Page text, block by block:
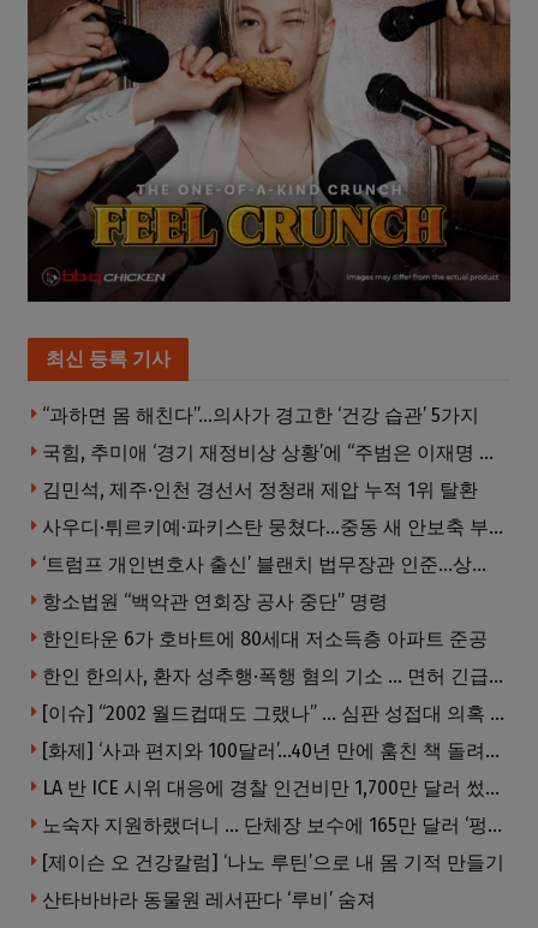
최신 등록 기사
“과하면 몸 해친다”…의사가 경고한 ‘건강 습관’ 5가지
국힘, 추미애 ‘경기 재정비상 상황’에 “주범은 이재명 전 지사”
김민석, 제주·인천 경선서 정청래 제압 누적 1위 탈환
사우디·튀르키예·파키스탄 뭉쳤다…중동 새 안보축 부상하나
‘트럼프 개인변호사 출신’ 블랜치 법무장관 인준…상원 50대49 가결
항소법원 “백악관 연회장 공사 중단” 명령
한인타운 6가 호바트에 80세대 저소득층 아파트 준공
한인 한의사, 환자 성추행·폭행 혐의 기소 … 면허 긴급정지
[이슈] “2002 월드컵때도 그랬나” … 심판 성접대 의혹 해외로 일파만파, 4강 신화까지 불똥
[화제] ‘사과 편지와 100달러’…40년 만에 훔친 책 돌려준 절도범
LA 반 ICE 시위 대응에 경찰 인건비만 1,700만 달러 썼다.
노숙자 지원하랬더니 … 단체장 보수에 165만 달러 ‘펑펑’
[제이슨 오 건강칼럼] ‘나노 루틴’으로 내 몸 기적 만들기
산타바바라 동물원 레서판다 ‘루비’ 숨져